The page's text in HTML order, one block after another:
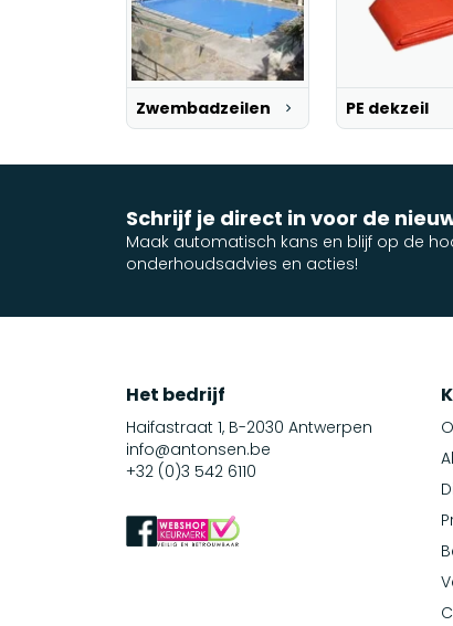
Zwembadzeilen PE dekzeil
Schrijf je direct in voor de
Maak automatisch kans en blijf op de
onderhoudsadvies en acties!
Het bedrijf
Haifastraat 1, B-2030 Antwerpen
info@antonsen.be
+32 (0)3 542 6110